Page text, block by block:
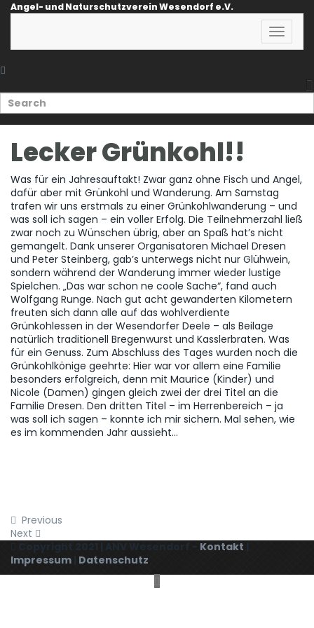
Angel- und Naturschutzverein Wesendorf e.V.
Toggle
Lecker Grünkohl!!
Was für ein Jahresauftakt! Zwar ganz ohne Fisch und Angel,
dafür aber mit Grünkohl und Wanderung. Am Samstag
trafen wir uns erstmals zu einer Grünkohlwanderung – und
was soll ich sagen – ein voller Erfolg. Die Teilnehmerzahl ließ
zwar noch zu Wünschen übrig, aber an Spaß hat’s nicht
gemangelt. Dank unserer Organisatoren Michael Dresen
und Peter Steinberg, gab’s unterwegs nicht nur Glühwein,
sondern während der Wanderung immer wieder lustige
Spielchen. „Das war schon ne coole Sache“, fand auch
Wolfgang Runge. Nach gut acht gewanderten Kilometern
freuten sich dann alle auf das wohlverdiente
Grünkohlessen in der Wesendorfer Deele – als Beilage
natürlich traditionell Bregenwurst und Kasslerbraten. Was
für ein Genuss. Zum Abschluss des Tages wurden noch die
Grünkohlkönige geehrte: Hier war vor allem eine Familie
besonders erfolgreich, denn mit Maurice (Kinder) und
Nicole (Damen) gingen gleich zwei der drei Titel an die
Familie Dresen. Den dritten Titel – im Herrenbereich – ja
was soll ich sagen – konnte ich mir sichern. Mal sehen, wie
es im kommenden Jahr aussieht…
Previous
Next
Copyright 2021 | ANV Wesendorf - Kontakt |
Impressum | Datenschutz